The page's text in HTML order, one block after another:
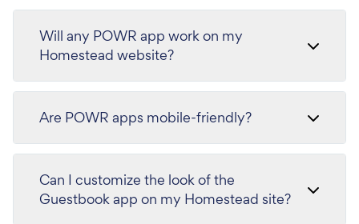
Will any POWR app work on my
Homestead website?
Are POWR apps mobile-friendly?
Can I customize the look of the
Guestbook app on my Homestead site?